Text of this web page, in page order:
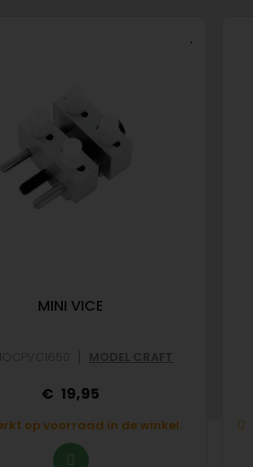
MINI VICE
| MODEL CRAFT
19,95
op voorraad in de winkel.